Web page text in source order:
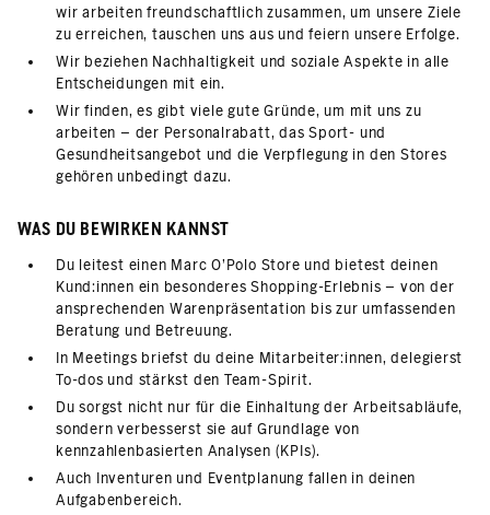
wir arbeiten freundschaftlich zusammen, um unsere Ziele
zu erreichen, tauschen uns aus und feiern unsere Erfolge.
Wir beziehen Nachhaltigkeit und soziale Aspekte in alle
Entscheidungen mit ein.
Wir finden, es gibt viele gute Gründe, um mit uns zu
arbeiten – der Personalrabatt, das Sport- und
Gesundheitsangebot und die Verpflegung in den Stores
gehören unbedingt dazu.
WAS DU BEWIRKEN KANNST
Du leitest einen Marc O'Polo Store und bietest deinen
Kund:innen ein besonderes Shopping-Erlebnis – von der
ansprechenden Warenpräsentation bis zur umfassenden
Beratung und Betreuung.
In Meetings briefst du deine Mitarbeiter:innen, delegierst
To-dos und stärkst den Team-Spirit.
Du sorgst nicht nur für die Einhaltung der Arbeitsabläufe,
sondern verbesserst sie auf Grundlage von
kennzahlenbasierten Analysen (KPIs).
Auch Inventuren und Eventplanung fallen in deinen
Aufgabenbereich.